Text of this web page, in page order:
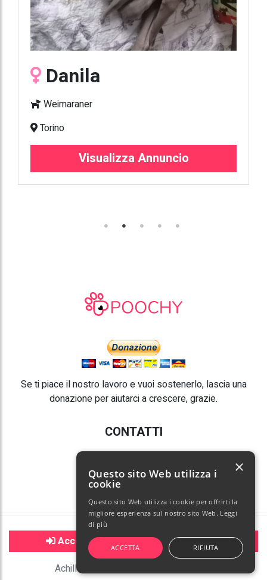
Accedi per poter contattare l'utente
Achille è stato visualizzato 3675 volte
Danila
Weimaraner
Torino
Visualizza Annuncio
Se ti piace il nostro lavoro e vuoi sostenerlo, lascia una
donazione per aiutarci a crescere, grazie.
CONTATTI
E-mail:info@poochy.it
© Copyright 2026 Poochy. Tutti i diritti riservati.
Termini e condizioni|Privacy policy |Gestisci cookie
Questo sito Web utilizza i
cookie
Questo sito Web utilizza i cookie per offrirti la
migliore esperienza sul nostro sito Web. Leggi
di più
ACCETTA RIFIUTA
×